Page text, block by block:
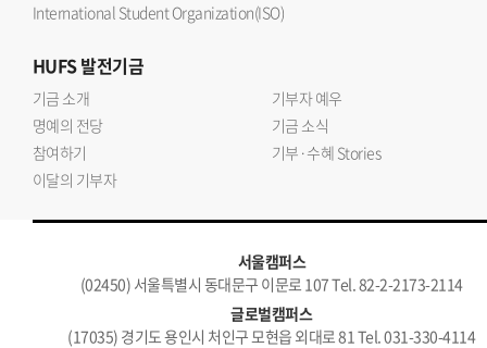
International Student Organization(ISO)
HUFS발전기금
기금 소개
기부자 예우
명예의 전당
기금 소식
참여하기
기부·수혜 Stories
이달의 기부자
서울캠퍼스
(02450) 서울특별시 동대문구 이문로 107 Tel. 82-2-2173-2114
글로벌캠퍼스
(17035) 경기도 용인시 처인구 모현읍 외대로 81 Tel. 031-330-4114